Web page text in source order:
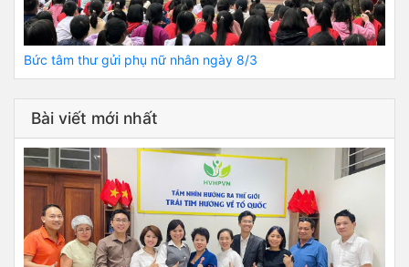
Bức tâm thư gửi phụ nữ nhân ngày 8/3
Bài viết mới nhất